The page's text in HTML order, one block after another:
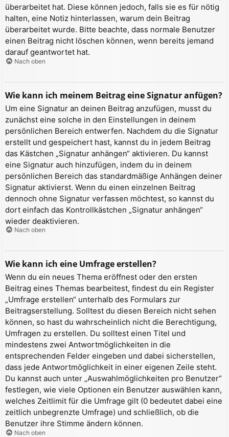
überarbeitet hat. Diese können jedoch, falls sie es für nötig
halten, eine Notiz hinterlassen, warum dein Beitrag
überarbeitet wurde. Bitte beachte, dass normale Benutzer
einen Beitrag nicht löschen können, wenn bereits jemand
darauf geantwortet hat.
Nach oben
Wie kann ich meinem Beitrag eine Signatur anfügen?
Um eine Signatur an deinen Beitrag anzufügen, musst du
zunächst eine solche in den Einstellungen in deinem
persönlichen Bereich entwerfen. Nachdem du die Signatur
erstellt und gespeichert hast, kannst du in jedem Beitrag
das Kästchen „Signatur anhängen“ aktivieren. Du kannst
eine Signatur auch hinzufügen, indem du in deinem
persönlichen Bereich das standardmäßige Anhängen deiner
Signatur aktivierst. Wenn du einen einzelnen Beitrag
dennoch ohne Signatur verfassen möchtest, so kannst du
dort einfach das Kontrollkästchen „Signatur anhängen“
wieder deaktivieren.
Nach oben
Wie kann ich eine Umfrage erstellen?
Wenn du ein neues Thema eröffnest oder den ersten
Beitrag eines Themas bearbeitest, findest du ein Register
„Umfrage erstellen“ unterhalb des Formulars zur
Beitragserstellung. Solltest du diesen Bereich nicht sehen
können, so hast du wahrscheinlich nicht die Berechtigung,
Umfragen zu erstellen. Du solltest einen Titel und
mindestens zwei Antwortmöglichkeiten in die
entsprechenden Felder eingeben und dabei sicherstellen,
dass jede Antwortmöglichkeit in einer eigenen Zeile steht.
Du kannst auch unter „Auswahlmöglichkeiten pro Benutzer“
festlegen, wie viele Optionen ein Benutzer auswählen kann,
welches Zeitlimit für die Umfrage gilt (0 bedeutet dabei eine
zeitlich unbegrenzte Umfrage) und schließlich, ob die
Benutzer ihre Stimme ändern können.
Nach oben